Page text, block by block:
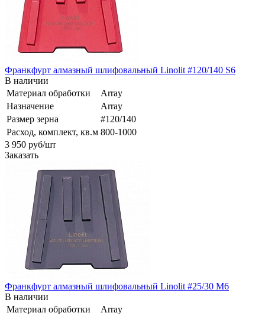
Франкфурт алмазный шлифовальный Linolit #120/140 S6
В наличии
Материал обработки
Array
Назначение
Array
Размер зерна
#120/140
Расход, комплект, кв.м 800-1000
3 950 руб/шт
Заказать
Франкфурт алмазный шлифовальный Linolit #25/30 М6
В наличии
Материал обработки
Array